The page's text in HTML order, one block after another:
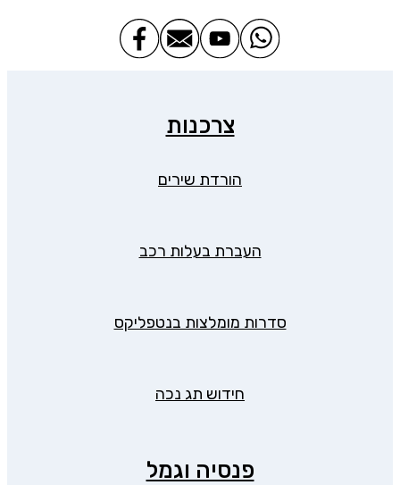
צרכנות
הורדת שירים
העברת בעלות רכב
סדרות מומלצות בנטפליקס
חידוש תג נכה
פנסיה וגמל